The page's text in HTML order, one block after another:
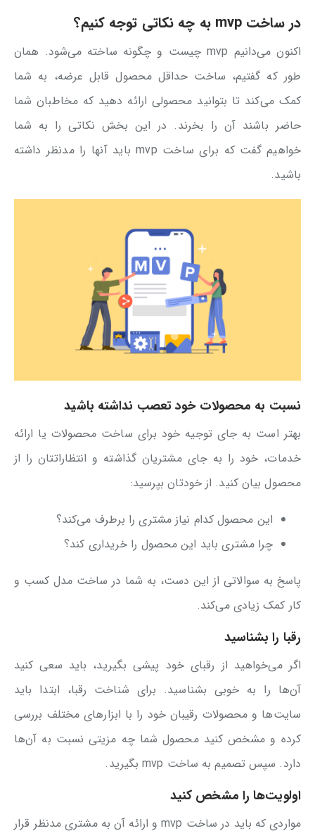
در ساخت mvp به چه نکاتی توجه کنیم؟
اکنون می‌دانیم mvp چیست و چگونه ساخته می‌شود. همان
طور که گفتیم، ساخت حداقل محصول قابل عرضه، به شما
کمک می‌کند تا بتوانید محصولی ارائه دهید که مخاطبان شما
حاضر باشند آن را بخرند. در این بخش نکاتی را به شما
خواهیم گفت که برای ساخت mvp باید آنها را مدنظر داشته
باشید.
نسبت به محصولات خود تعصب نداشته باشید
بهتر است به جای توجیه خود برای ساخت محصولات یا ارائه
خدمات، خود را به جای مشتریان گذاشته و انتظاراتتان را از
محصول بیان کنید. از خودتان بپرسید:
این محصول کدام نیاز مشتری را برطرف می‌کند؟
چرا مشتری باید این محصول را خریداری کند؟
پاسخ به سوالاتی از این دست، به شما در ساخت مدل کسب و
کار کمک زیادی می‌کند.
رقبا را بشناسید
اگر می‌خواهید از رقبای خود پیشی بگیرید، باید سعی کنید
آن‌ها را به خوبی بشناسید. برای شناخت رقبا، ابتدا باید
سایت‌ها و محصولات رقیبان خود را با ابزارهای مختلف بررسی
کرده و مشخص کنید محصول شما چه مزیتی نسبت به آن‌ها
دارد. سپس تصمیم به ساخت mvp بگیرید.
اولویت‌ها را مشخص کنید
مواردی که باید در ساخت mvp و ارائه آن به مشتری مدنظر قرار